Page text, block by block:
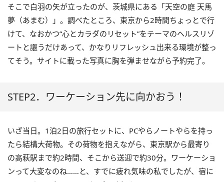
そこで白羽の矢が立ったのが、茨城県にある「天空の庭 天馬
夢（あまむ）」。調べたところ、東京から2時間ちょっとで行
けて、なおかつ“心とカラダのリセット”をテーマのヘルスリゾ
ートと謳うだけあって、かなりリフレッシュ出来る環境が整っ
てそう。サイトに載った写真に胸を弾ませながら予約完了。
STEP2．ワーケーション先に向かおう！
いざ当日。 1泊2日の旅行セットに、 PCやらノートやらを持っ
たら結構大荷物。その荷物を抱えながら、東京駅から最寄り
の高萩駅まで約2時間、そこから送迎で約30分。ワーケーショ
ンって大変なのね……と、すでに疲れ気味の私でしたが、宿に